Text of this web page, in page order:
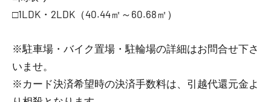
□1LDK・2LDK（40.44㎡～60.68㎡）
※駐車場・バイク置場・駐輪場の詳細はお問合せ下さ
いませ。
※カード決済希望時の決済手数料は、引越代還元金よ